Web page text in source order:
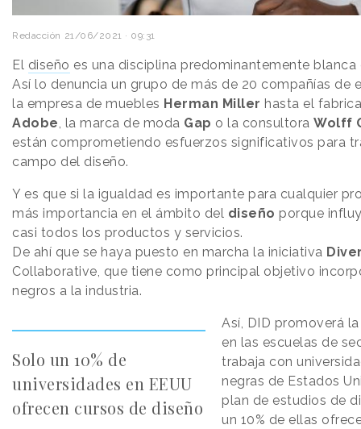
Redacción 21/06/2021 · 09:31
El diseño es una disciplina predominantemente blanca
Así lo denuncia un grupo de más de 20 compañías de
la empresa de muebles Herman Miller hasta el
Adobe, la marca de moda Gap o la consultora Wolff
están comprometiendo esfuerzos significativos para
campo del diseño.
Y es que si la igualdad es importante para cualquier
más importancia en el ámbito del diseño porque
casi todos los productos y servicios.
De ahí que se haya puesto en marcha la iniciativa
Collaborative, que tiene como principal objetivo
negros a la industria.
Solo un 10% de
universidades en EEUU
ofrecen cursos de diseño
Así, DID promoverá
en las escuelas de
trabaja con
negras de Estados
plan de estudios de
un 10% de ellas